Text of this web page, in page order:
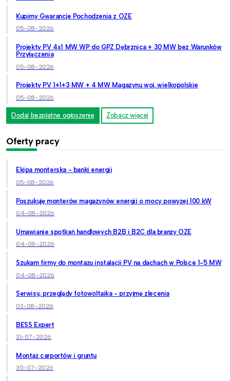
Kupimy Gwarancje Pochodzenia z OZE
05-08-2026
Projekty PV 4x1 MW WP do GPZ Dębrznica + 30 MW bez Warunków
Przyłączenia
05-08-2026
Projekty PV 1+1+3 MW + 4 MW Magazynu woj. wielkopolskie
05-08-2026
Dodaj bezpłatne ogłoszenie Zobacz więcej
Oferty pracy
Ekipa monterska - banki energii
05-08-2026
Poszukuję monterów magazynów energii o mocy powyżej 100 kW
04-08-2026
Umawianie spotkań handlowych B2B i B2C dla branży OZE
04-08-2026
Szukam firmy do montażu instalacji PV na dachach w Polsce 1-5 MW
04-08-2026
Serwisy, przeglądy fotowoltaika - przyjmę zlecenia
03-08-2026
BESS Expert
31-07-2026
Montaż carportów i gruntu
30-07-2026